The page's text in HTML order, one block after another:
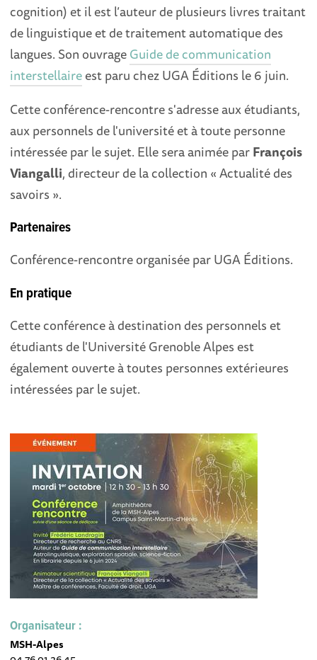
cognition) et il est l’auteur de plusieurs livres traitant
de linguistique et de traitement automatique des
langues. Son ouvrageGuide de communication
interstellaireest paru chez UGA Éditions le 6 juin.
Cette conférence-rencontre s'adresse aux étudiants,
aux personnels de l'université et à toute personne
intéressée par le sujet. Elle sera animée parFrançois
Viangalli, directeur de la collection « Actualité des
savoirs ».
Partenaires
Conférence-rencontre organisée par UGA Éditions.
En pratique
Cette conférence à destination des personnels et
étudiants de l'Université Grenoble Alpes est
également ouverte à toutes personnes extérieures
intéressées par le sujet.
Organisateur :
MSH-Alpes